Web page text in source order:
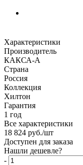
Характеристики
Производитель
КАКСА-А
Страна
Россия
Коллекция
Хилтон
Гарантия
1 год
Все характеристики
18 824 руб./шт
Доступен для заказа
Нашли дешевле?
-